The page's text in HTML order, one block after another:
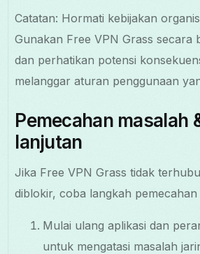
Catatan: Hormati kebijakan
Gunakan Free VPN Grass secara
dan perhatikan potensi
melanggar aturan penggunaan
Pemecahan masalah
lanjutan
Jika Free VPN Grass tidak
diblokir, coba langkah
Mulai ulang aplikasi dan
untuk mengatasi masalah